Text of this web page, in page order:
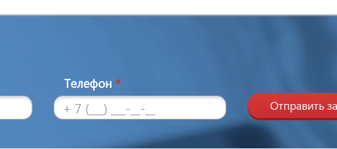
Телефон *
Отправить